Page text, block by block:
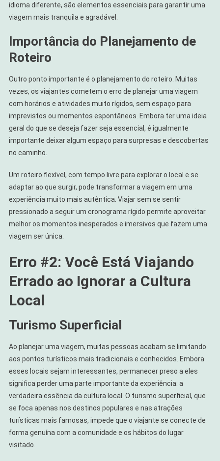
idioma diferente, são elementos essenciais para garantir uma
viagem mais tranquila e agradável.
Importância do Planejamento de
Roteiro
Outro ponto importante é o planejamento do roteiro. Muitas
vezes, os viajantes cometem o erro de planejar uma viagem
com horários e atividades muito rígidos, sem espaço para
imprevistos ou momentos espontâneos. Embora ter uma ideia
geral do que se deseja fazer seja essencial, é igualmente
importante deixar algum espaço para surpresas e descobertas
no caminho.
Um roteiro flexível, com tempo livre para explorar o local e se
adaptar ao que surgir, pode transformar a viagem em uma
experiência muito mais autêntica. Viajar sem se sentir
pressionado a seguir um cronograma rígido permite aproveitar
melhor os momentos inesperados e imersivos que fazem uma
viagem ser única.
Erro #2: Você Está Viajando
Errado ao Ignorar a Cultura
Local
Turismo Superficial
Ao planejar uma viagem, muitas pessoas acabam se limitando
aos pontos turísticos mais tradicionais e conhecidos. Embora
esses locais sejam interessantes, permanecer preso a eles
significa perder uma parte importante da experiência: a
verdadeira essência da cultura local. O turismo superficial, que
se foca apenas nos destinos populares e nas atrações
turísticas mais famosas, impede que o viajante se conecte de
forma genuína com a comunidade e os hábitos do lugar
visitado.